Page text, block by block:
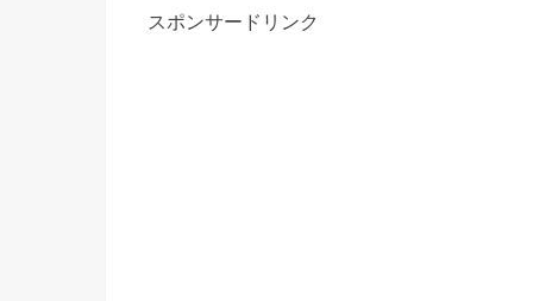
スポンサードリンク